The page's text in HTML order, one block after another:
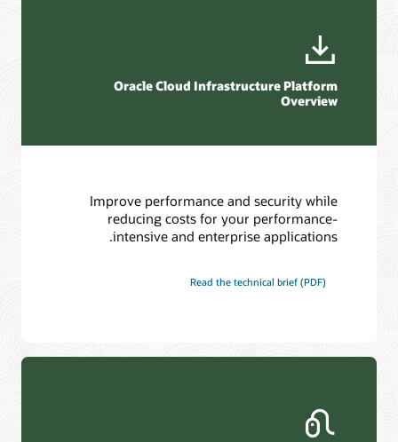
Oracle Cloud Infrastructure Platform
Overview
Improve performance and security while
reducing costs for your performance-
intensive and enterprise applications.
Read the technical brief (PDF)